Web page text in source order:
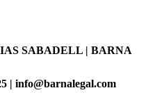
SABADELL | BARNA
| info@barnalegal.com